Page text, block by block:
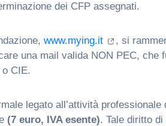
dei CFP assegnati.
www.mying.it
, si
una mail valida NON PEC, che
CIE.
legato all’attività professionale
(7 euro, IVA esente). Tale diritto